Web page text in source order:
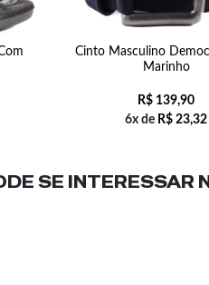
Cinto Masculino
Marinho
R$ 139,90
6x de R$ 23,32
SE INTERESSAR